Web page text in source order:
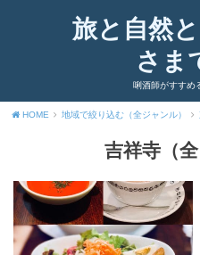
旅と自然
さま
唎酒師がすすめ
HOME 地域で絞り込む（全ジャンル）
吉祥寺（